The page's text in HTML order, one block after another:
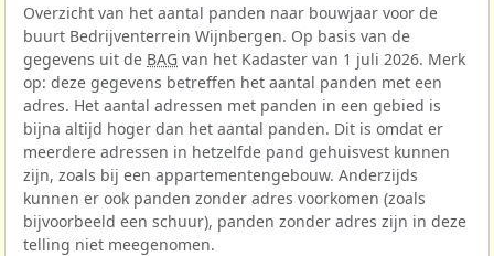
Overzicht van het aantal panden naar bouwjaar voor de
buurt Bedrijventerrein Wijnbergen. Op basis van de
gegevens uit de BAG van het Kadaster van 1 juli 2026. Merk
op: deze gegevens betreffen het aantal panden met een
adres. Het aantal adressen met panden in een gebied is
bijna altijd hoger dan het aantal panden. Dit is omdat er
meerdere adressen in hetzelfde pand gehuisvest kunnen
zijn, zoals bij een appartementengebouw. Anderzijds
kunnen er ook panden zonder adres voorkomen (zoals
bijvoorbeeld een schuur), panden zonder adres zijn in deze
telling niet meegenomen.